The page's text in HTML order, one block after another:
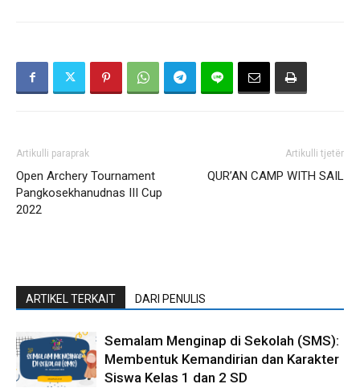
Artikulli paraprak
Open Archery Tournament
Pangkosekhanudnas III Cup
2022
Artikulli tjetër
QUR’AN CAMP WITH SAIL
ARTIKEL TERKAIT DARI PENULIS
Semalam Menginap di Sekolah (SMS):
Membentuk Kemandirian dan Karakter
Siswa Kelas 1 dan 2 SD